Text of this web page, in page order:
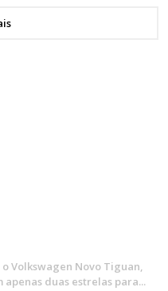
Volkswagen Novo Tiguan,
duas estrelas para...